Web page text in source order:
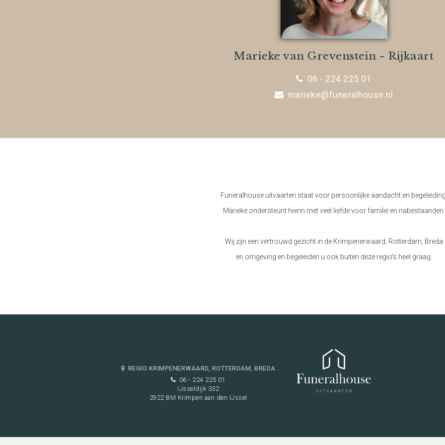
Marieke van Grevenstein - Rijkaart
06 - 224 225 01
marieke@funeralhouse.nl
Funeralhouse uitvaarten staat voor persoonlijke aandacht en
Marieke ondersteunt hierin met veel liefde voor familie en nabestaanden.
Wij zijn een vertrouwd gezicht in de Krimpenerwaard, Rotterdam, Breda
en omgeving en begeleiden u ook buiten deze regio's heel graag.
REGIO KRIMPENERWAARD, ROTTERDAM, BREDA
06 - 224 225 01
IJsseldijk 332
2922 BM Krimpen aan den IJssel